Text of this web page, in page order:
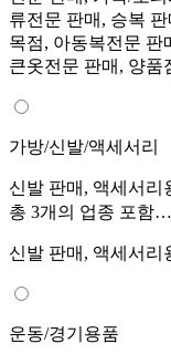
류전문 판매, 승복
목점, 아동복전문 판
큰옷전문 판매, 양품
가방/신발/액세서리
신발 판매, 액세서리
총 3개의 업종 포함…
신발 판매, 액세서리
운동/경기용품